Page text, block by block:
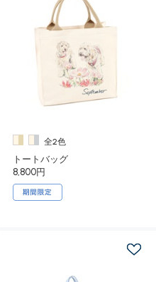
全2色
トートバッグ
8,800円